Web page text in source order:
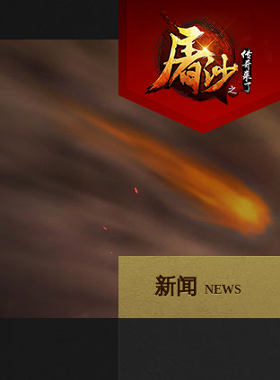
新闻 NEWS